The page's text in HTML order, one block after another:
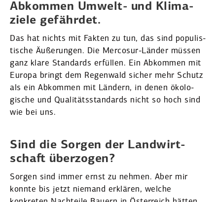
Abkommen Umwelt- und Klima­
ziele gefährdet.
Das hat nichts mit Fakten zu tun, das sind populis­
tische Äußerungen. Die Mercosur-Länder müssen
ganz klare Standards erfüllen. Ein Abkommen mit
Europa bringt dem Regenwald sicher mehr Schutz
als ein Abkommen mit Ländern, in denen ökolo­
gische und Quali­täts­stan­dards nicht so hoch sind
wie bei uns.
Sind die Sorgen der Landwirt­
schaft überzogen?
Sorgen sind immer ernst zu nehmen. Aber mir
konnte bis jetzt niemand erklären, welche